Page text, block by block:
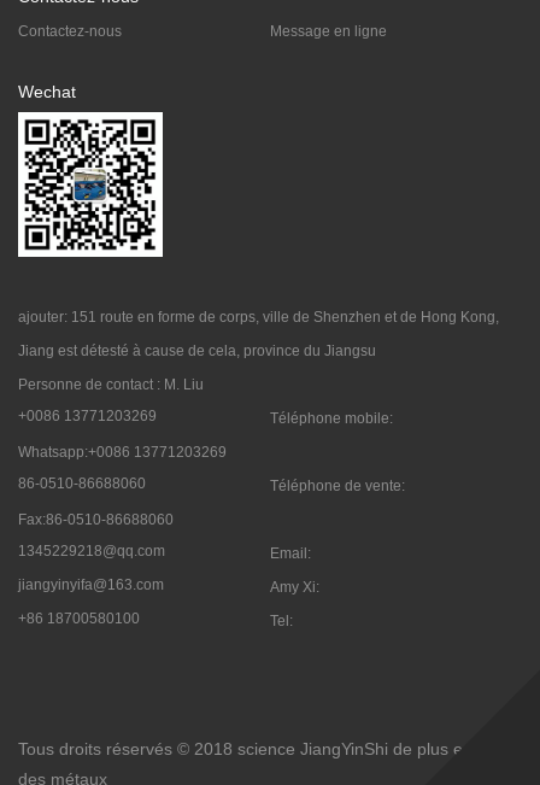
Contactez-nous Message en ligne
Wechat
ajouter: 151 route en forme de corps, ville de Shenzhen et de Hong Kong,
Jiang est détesté à cause de cela, province du Jiangsu
Personne de contact : M. Liu
Téléphone mobile:
+0086 13771203269
Whatsapp:+0086 13771203269
Téléphone de vente:
86-0510-86688060
Fax:86-0510-86688060
Email:
1345229218@qq.com
Amy Xi:
jiangyinyifa@163.com
Tel:
+86 18700580100
Tous droits réservés © 2018 science JiangYinShi de plus en plus
des métaux